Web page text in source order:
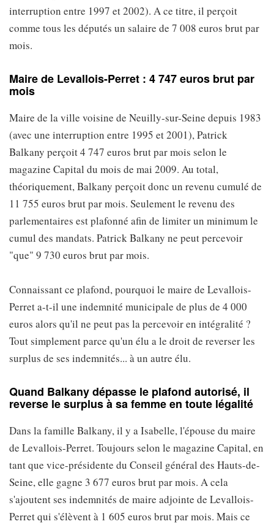
interruption entre 1997 et 2002). A ce titre, il perçoit
comme tous les députés un salaire de 7 008 euros brut par
mois.
Maire de Levallois-Perret : 4 747 euros brut par
mois
Maire de la ville voisine de Neuilly-sur-Seine depuis 1983
(avec une interruption entre 1995 et 2001), Patrick
Balkany perçoit 4 747 euros brut par mois selon le
magazine Capital du mois de mai 2009. Au total,
théoriquement, Balkany perçoit donc un revenu cumulé de
11 755 euros brut par mois. Seulement le revenu des
parlementaires est plafonné afin de limiter un minimum le
cumul des mandats. Patrick Balkany ne peut percevoir
"que" 9 730 euros brut par mois.
Connaissant ce plafond, pourquoi le maire de Levallois-
Perret a-t-il une indemnité municipale de plus de 4 000
euros alors qu'il ne peut pas la percevoir en intégralité ?
Tout simplement parce qu'un élu a le droit de reverser les
surplus de ses indemnités... à un autre élu.
Quand Balkany dépasse le plafond autorisé, il
reverse le surplus à sa femme en toute légalité
Dans la famille Balkany, il y a Isabelle, l'épouse du maire
de Levallois-Perret. Toujours selon le magazine Capital, en
tant que vice-présidente du Conseil général des Hauts-de-
Seine, elle gagne 3 677 euros brut par mois. A cela
s'ajoutent ses indemnités de maire adjointe de Levallois-
Perret qui s'élèvent à 1 605 euros brut par mois. Mais ce